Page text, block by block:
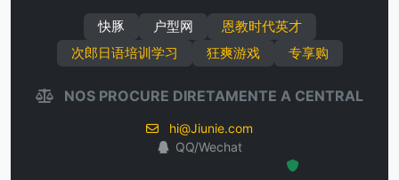
快豚 户型网
恩教时代英才
次郎日语培训学习
狂爽游戏 专享购
NOS PROCURE DIRETAMENTE A CENTRAL
hi@Jiunie.com
QQ/Wechat